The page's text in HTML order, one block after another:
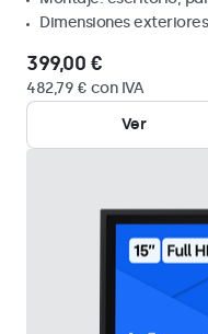
Dimensiones
399,00 €
482,79 € con IVA
Ver